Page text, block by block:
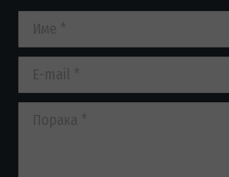
windowwindowwindow